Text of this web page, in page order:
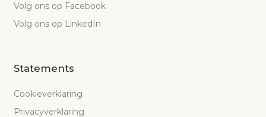
Volg ons op Facebook
Volg ons op LinkedIn
Statements
Cookieverklaring
Privacyverklaring